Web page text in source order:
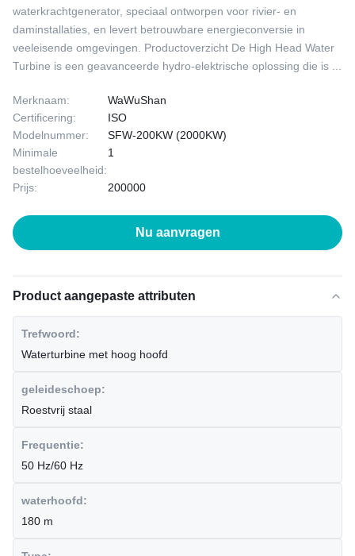
waterkrachtgenerator, speciaal ontworpen voor rivier- en
daminstallaties, en levert betrouwbare energieconversie in
veeleisende omgevingen. Productoverzicht De High Head Water
Turbine is een geavanceerde hydro-elektrische oplossing die is ...
Merknaam:
WaWuShan
Certificering:
ISO
Modelnummer:
SFW-200KW (2000KW)
Minimale
bestelhoeveelheid:
1
Prijs: 200000
Nu aanvragen
Product aangepaste attributen
Trefwoord:
Waterturbine met hoog hoofd
geleideschoep:
Roestvrij staal
Frequentie:
50 Hz/60 Hz
waterhoofd:
180 m